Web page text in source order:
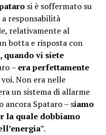
si è soffermato su
responsabilità
relativamente al
botta e risposta con
quando vi siete
– era perfettamente
Non era nelle
un sistema di allarme
ancora Spataro – siamo
la quale dobbiamo
”.